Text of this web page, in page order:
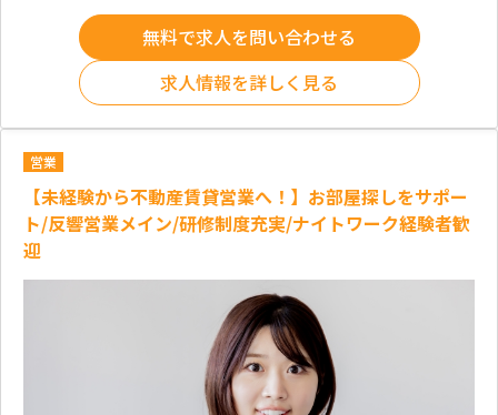
無料で求人を問い合わせる
求人情報を詳しく見る
営業
【未経験から不動産賃貸営業へ！】お部屋探しをサポー
ト/反響営業メイン/研修制度充実/ナイトワーク経験者歓
迎